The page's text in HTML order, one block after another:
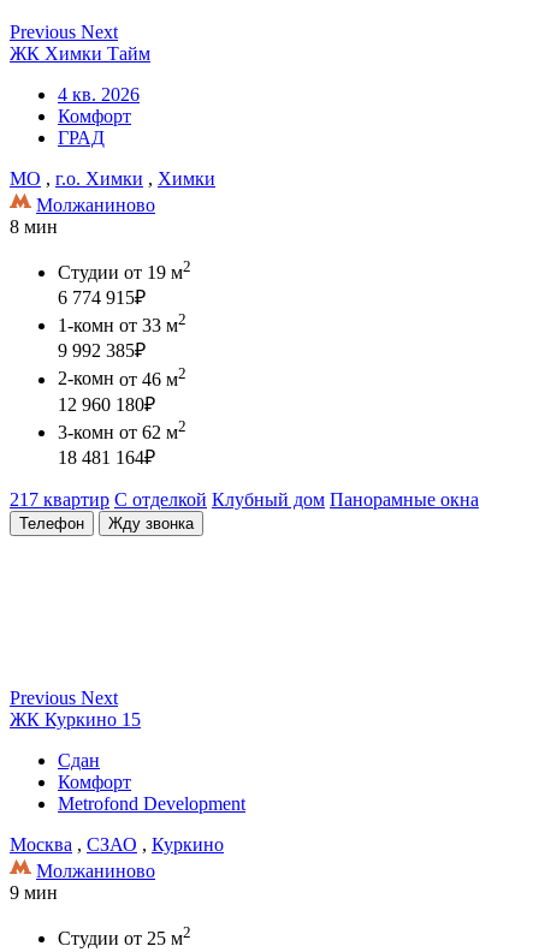
Previous Next
ЖК Химки Тайм
4 кв. 2026
Комфорт
ГРАД
МО , г.о. Химки , Химки
Молжаниново
8 мин
Студии от 19 м2
6 774 915₽
1-комн от 33 м2
9 992 385₽
2-комн от 46 м2
12 960 180₽
3-комн от 62 м2
18 481 164₽
217 квартир С отделкой Клубный дом Панорамные окна
Телефон Жду звонка
Previous Next
ЖК Куркино 15
Сдан
Комфорт
Metrofond Development
Москва , СЗАО , Куркино
Молжаниново
9 мин
Студии от 25 м2